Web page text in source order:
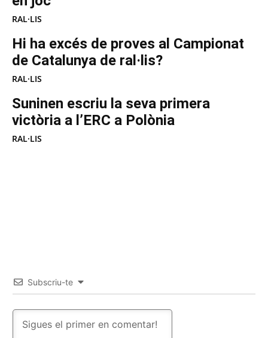
RAL·LIS
Hi ha excés de proves al Campionat
de Catalunya de ral·lis?
RAL·LIS
Suninen escriu la seva primera
victòria a l’ERC a Polònia
RAL·LIS
Subscriu-te